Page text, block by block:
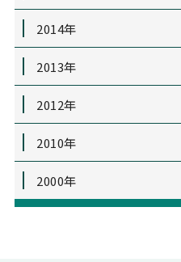
2014年
2013年
2012年
2010年
2000年